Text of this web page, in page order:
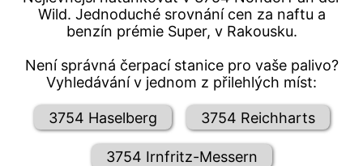
Wild. Jednoduché srovnání cen za naftu a
benzín prémie Super, v Rakousku.
Není správná čerpací stanice pro vaše palivo?
Vyhledávání v jednom z přilehlých míst:
3754 Haselberg 3754 Reichharts
3754 Irnfritz-Messern